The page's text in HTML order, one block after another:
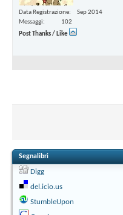
Data Registrazione
Sep 2014
Messaggi
102
Post Thanks / Like
Segnalibri
Digg
del.icio.us
StumbleUpon